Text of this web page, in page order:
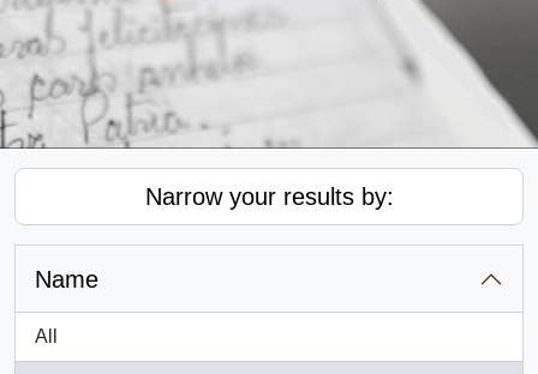
Narrow your results by:
Name
All